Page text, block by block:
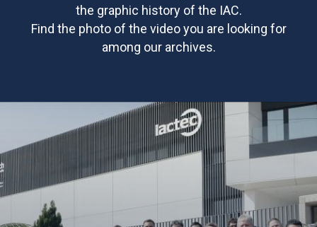
the graphic history of the IAC.
Find the photo of the video you are looking for
among our archives.